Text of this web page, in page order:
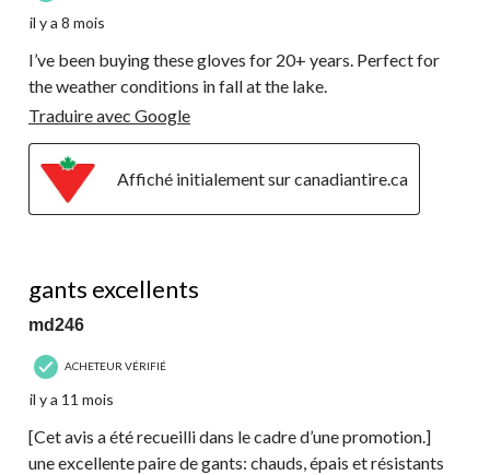
il y a 8 mois
I’ve been buying these gloves for 20+ years. Perfect for
the weather conditions in fall at the lake.
Traduire avec Google
Affiché initialement sur canadiantire.ca
gants excellents
md246
ACHETEUR VÉRIFIÉ
il y a 11 mois
[Cet avis a été recueilli dans le cadre d’une promotion.]
une excellente paire de gants: chauds, épais et résistants